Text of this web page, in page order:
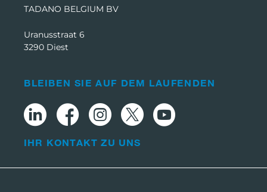
TADANO BELGIUM BV
Uranusstraat 6
3290 Diest
BLEIBEN SIE AUF DEM LAUFENDEN
IHR KONTAKT ZU UNS